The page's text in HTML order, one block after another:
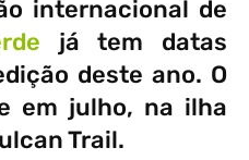
internacional de
já tem datas
deste ano. O
em julho, na ilha
Trail.